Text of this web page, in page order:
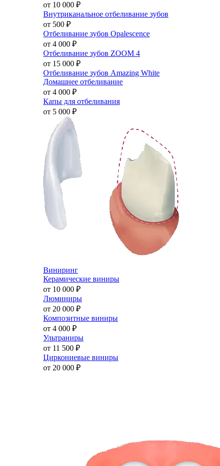
от 10 000 ₽
Внутриканальное отбеливание зубов
от 500 ₽
Отбеливание зубов Opalescence
от 4 000 ₽
Отбеливание зубов ZOOM 4
от 15 000 ₽
Отбеливание зубов Amazing White
Домашнее отбеливание
от 4 000 ₽
Капы для отбеливания
от 5 000 ₽
Виниринг
Керамические виниры
от 10 000 ₽
Люминиры
от 20 000 ₽
Композитные виниры
от 4 000 ₽
Ультраниры
от 11 500 ₽
Циркониевые виниры
от 20 000 ₽